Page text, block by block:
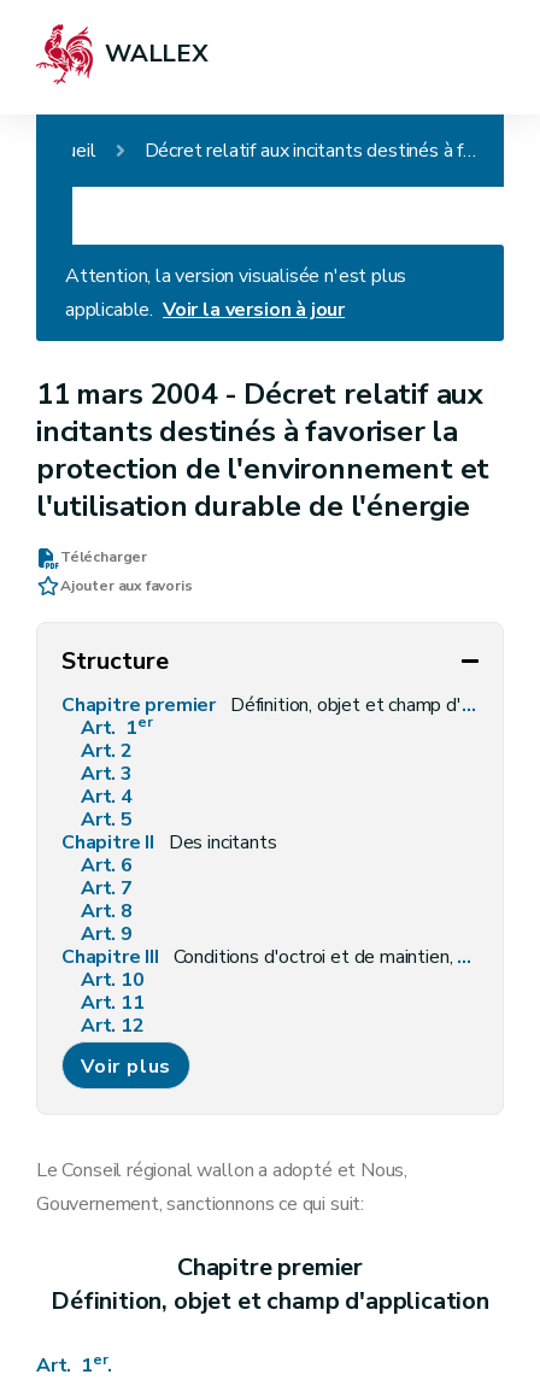
WALLEX
Accueil Décret relatif aux incitants destinés à favoriser la protection de l'environnement et l'utilisation durable de l'énergie
Attention, la version visualisée n'est plus
applicable. Voir la version à jour
11 mars 2004 - Décret relatif aux
incitants destinés à favoriser la
protection de l'environnement et
l'utilisation durable de l'énergie
Télécharger
Ajouter aux favoris
Structure
Chapitre premier Définition, objet et champ d'application
Art. 1er
Art. 2
Art. 3
Art. 4
Art. 5
Chapitre II
Des incitants
Art. 6
Art. 7
Art. 8
Art. 9
Chapitre III Conditions d'octroi et de maintien, procédures de demande et d'octroi, modalités de liquidation, de contrôle et sanctions
Art. 10
Art. 11
Art. 12
Art. 13
Art. 14
Art. 15
Chapitre IV Dispositions finales, abrogatoires et transitoires
Art. 18
Art. 19
Voir plus
Le Conseil régional wallon a adopté et Nous,
Gouvernement, sanctionnons ce qui suit:
Chapitre premier
Définition, objet et champ d'application
Art. 1er.